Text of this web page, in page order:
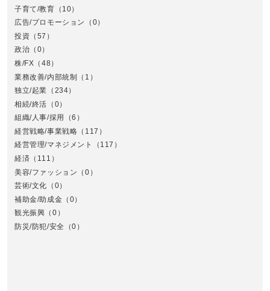
子育て/教育 （10）
広告/プロモーション
（0）
投資 （57）
政治 （0）
株/FX （48）
業務改善/内部統制 （1）
独立/起業 （234）
相続/終活 （0）
組織/人事/採用
（6）
経営戦略/事業戦略 （117）
経営管理/マネジメント
（117）
経済 （111）
美容/ファッション （0）
芸術/文化 （0）
補助金/助成金 （0）
観光振興 （0）
防災/防犯/安全
（0）